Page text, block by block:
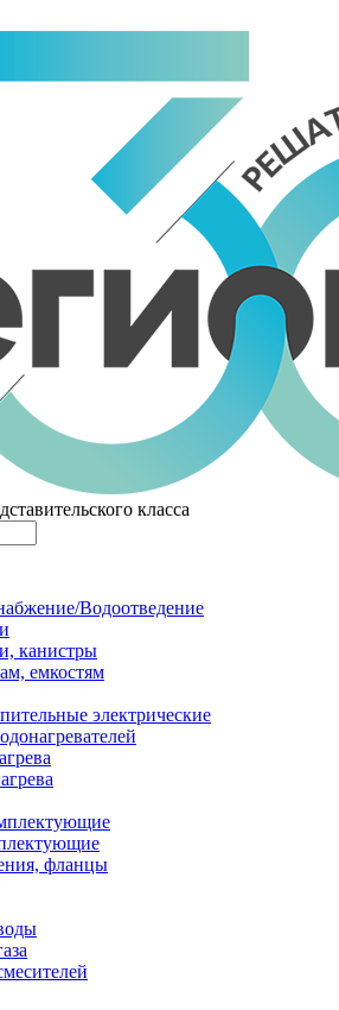
класса
Водоотведение
канистры
емкостям
электрические
фланцы